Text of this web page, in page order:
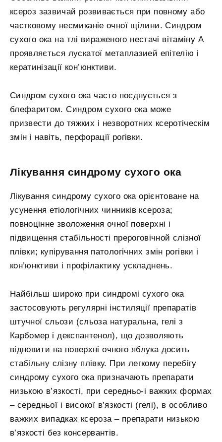
ксероз зазвичай розвивається при повному або
частковому несмиканіе очної щілини. Синдром
сухого ока на тлі вираженого нестачі вітаміну А
проявляється лускатої метаплазией епітелію і
кератинізації кон’юнктиви.
Синдром сухого ока часто поєднується з
блефаритом. Синдром сухого ока може
призвести до тяжких і незворотних ксеротіческім
змін і навіть, перфорації рогівки.
Лікування синдрому сухого ока
Лікування синдрому сухого ока орієнтоване на
усунення етіологічних чинників ксероза;
повноцінне зволоження очної поверхні і
підвищення стабільності прероговічной слізної
плівки; купірування патологічних змін рогівки і
кон’юнктиви і профілактику ускладнень.
Найбільш широко при синдромі сухого ока
застосовують регулярні інстиляції препаратів
штучної сльози (сльоза натуральна, гелі з
Карбомер і декспантенол), що дозволяють
відновити на поверхні очного яблука досить
стабільну слізну плівку. При легкому перебігу
синдрому сухого ока призначають препарати
низькою в’язкості, при середньо-і важких формах
– середньої і високої в’язкості (гелі), в особливо
важких випадках ксероза – препарати низькою
в’язкості без консервантів.